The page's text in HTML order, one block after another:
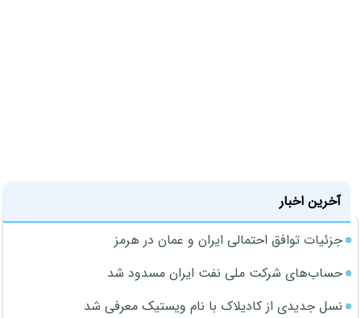
آخرین اخبار
جزئیات توافق احتمالی ایران و عمان در هرمز
حساب‌های شرکت ملی نفت ایران مسدود شد
نسل جدیدی از کادیلاک با نام ویستیک معرفی شد